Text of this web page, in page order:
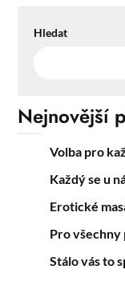
Hledat
Nejnovější
Volba pro
Každý se u
Erotické
Pro všechny
Stálo vás to